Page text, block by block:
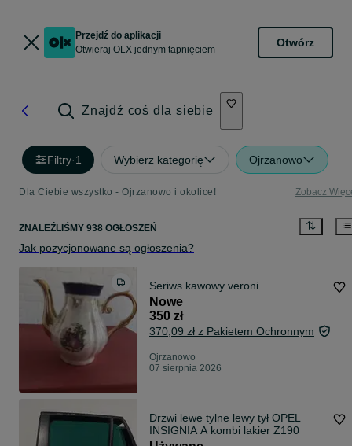
Przejdź do aplikacji
Otwieraj OLX jednym tapnięciem
Otwórz
Znajdź coś dla siebie
Filtry·1 Wybierz kategorię Ojrzanowo
Dla Ciebie wszystko - Ojrzanowo i okolice! Zobacz
ZNALEŹLIŚMY 938 OGŁOSZEŃ
Jak pozycjonowane są ogłoszenia?
Seriws kawowy veroni
Nowe
350 zł
370,09 zł z Pakietem Ochronnym
Ojrzanowo
07 sierpnia 2026
Drzwi lewe tylne lewy tył OPEL
INSIGNIA A kombi lakier Z190